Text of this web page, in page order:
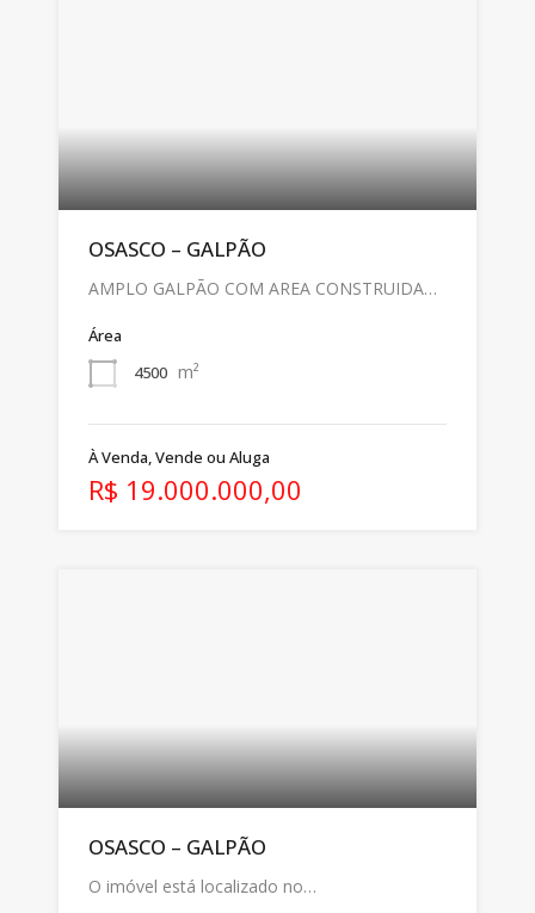
OSASCO – GALPÃO
AMPLO GALPÃO COM AREA CONSTRUIDA…
Área
4500 m²
À Venda, Vende ou Aluga
R$ 19.000.000,00
OSASCO – GALPÃO
O imóvel está localizado no…